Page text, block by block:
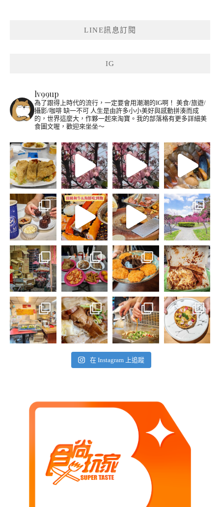
LINE訊息訂閱
IG
lv99up
為了跟得上時代的流行，一定要會用潮潮的IG啊！ 美食/旅遊/
攝影/咖啡 缺一不可 人生是由許多小小美好與感動拼湊而成
的，世界這麼大，作夥一起來淘寶。我的部落格有更多詳細美
食圖文喔，歡迎來坐坐～
在 Instagram 上追蹤